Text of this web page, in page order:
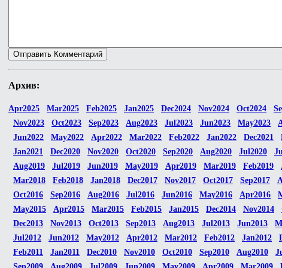
Архив:
Apr2025 Mar2025 Feb2025 Jan2025 Dec2024 Nov2024 Oct2024
Nov2023
Oct2023 Sep2023 Aug2023 Jul2023 Jun2023 May2023
Jun2022
May2022 Apr2022 Mar2022 Feb2022 Jan2022 Dec2021
Jan2021
Dec2020 Nov2020 Oct2020 Sep2020 Aug2020 Jul2020
Aug2019
Jul2019 Jun2019 May2019 Apr2019 Mar2019 Feb2019
Mar2018
Feb2018 Jan2018 Dec2017 Nov2017 Oct2017 Sep2017
Oct2016
Sep2016 Aug2016 Jul2016 Jun2016 May2016 Apr2016
May2015
Apr2015 Mar2015 Feb2015 Jan2015 Dec2014 Nov2014
Dec2013
Nov2013 Oct2013 Sep2013 Aug2013 Jul2013 Jun2013
Jul2012
Jun2012 May2012 Apr2012 Mar2012 Feb2012 Jan2012
Feb2011
Jan2011 Dec2010 Nov2010 Oct2010 Sep2010 Aug2010